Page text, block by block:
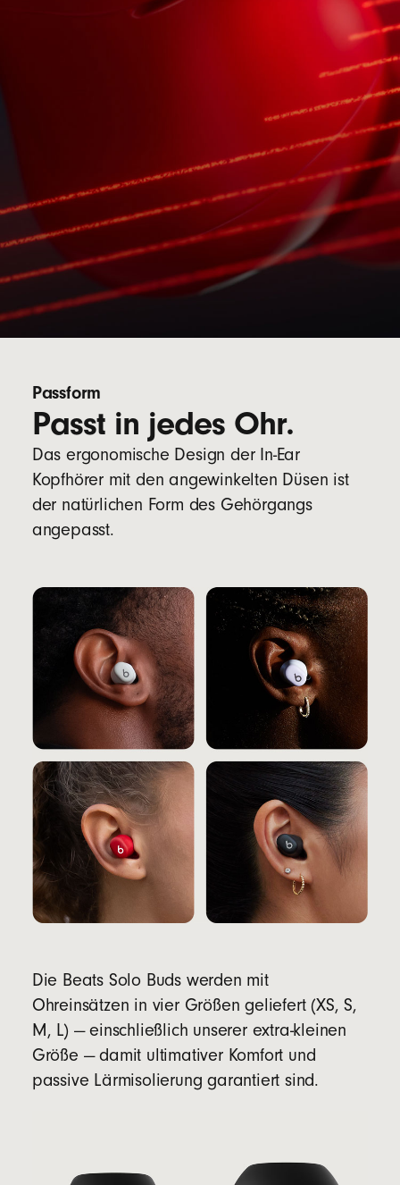
Passform
Passt in jedes Ohr.
Das ergonomische Design der In-Ear
Kopfhörer mit den angewinkelten Düsen ist
der natürlichen Form des Gehörgangs
angepasst.
Die Beats Solo Buds werden mit
Ohreinsätzen in vier Größen geliefert (XS, S,
M, L) — einschließlich unserer extra-kleinen
Größe — damit ultimativer Komfort und
passive Lärmisolierung garantiert sind.